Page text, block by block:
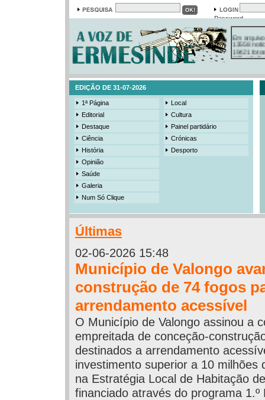
Password
Em arquivo
13558
19421
385
EDIÇÃO DE 31-07-2026
1ª Página
Editorial
Destaque
Ciência
História
Opinião
Saúde
Galeria
Num Só Clique
Local
Cultura
Painel partidário
Crónicas
Desporto
Últimas
02-06-2026 15:48
Município de Valongo
construção de 74 fogos
arrendamento acessível
O Município de Valongo assinou a
empreitada de conceção-
destinados a arrendamento
investimento superior a 10 milhões
na Estratégia Local de Habitação
financiado através do programa 1.º